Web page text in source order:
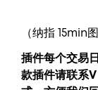
（纳指 15min图
插件每个交易
款插件请联系